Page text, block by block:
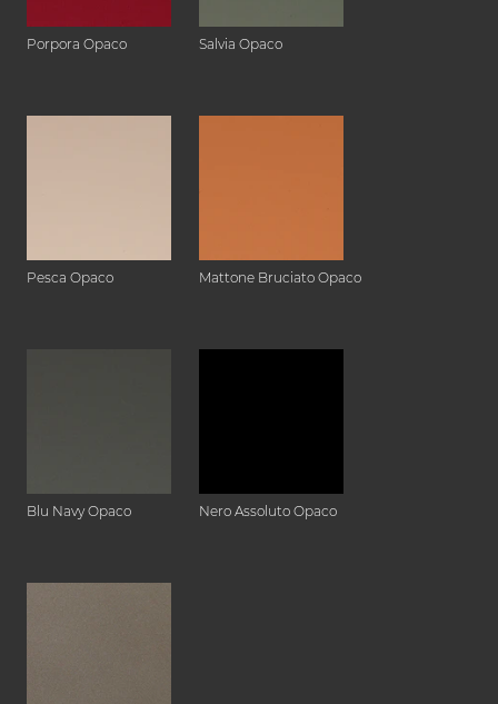
Porpora Opaco Salvia Opaco
Pesca Opaco Mattone Bruciato Opaco
Blu Navy Opaco Nero Assoluto Opaco